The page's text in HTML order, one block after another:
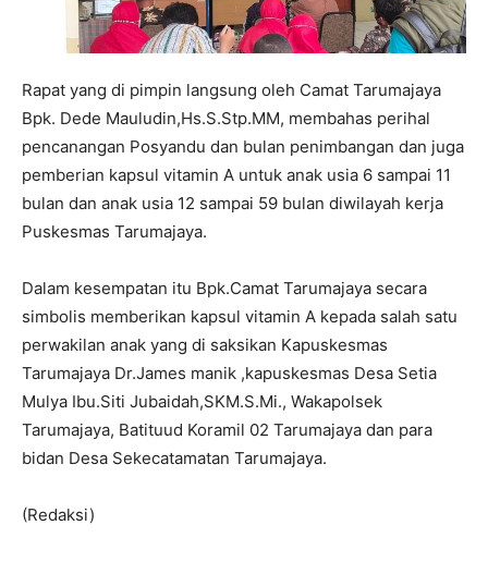
Rapat yang di pimpin langsung oleh Camat Tarumajaya
Bpk. Dede Mauludin,Hs.S.Stp.MM, membahas perihal
pencanangan Posyandu dan bulan penimbangan dan juga
pemberian kapsul vitamin A untuk anak usia 6 sampai 11
bulan dan anak usia 12 sampai 59 bulan diwilayah kerja
Puskesmas Tarumajaya.
Dalam kesempatan itu Bpk.Camat Tarumajaya secara
simbolis memberikan kapsul vitamin A kepada salah satu
perwakilan anak yang di saksikan Kapuskesmas
Tarumajaya Dr.James manik ,kapuskesmas Desa Setia
Mulya Ibu.Siti Jubaidah,SKM.S.Mi., Wakapolsek
Tarumajaya, Batituud Koramil 02 Tarumajaya dan para
bidan Desa Sekecatamatan Tarumajaya.
(Redaksi)